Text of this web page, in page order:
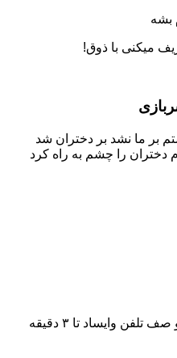
بشه
میکنی با ذوق!
بر ما نشد بر دختران شد
دختران را چشم به راه کرد
به سلامتی سربازی که ۵۵ دقیقه تو صف تلفن وایساد تا ۳ دقیقه